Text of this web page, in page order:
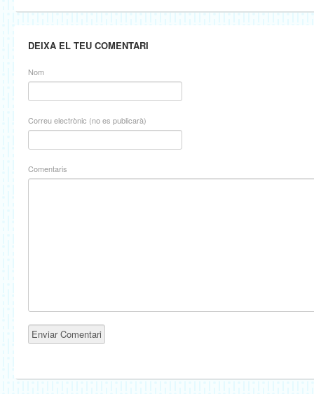
DEIXA EL TEU COMENTARI
Nom
Correu electrònic (no es publicarà)
Comentaris